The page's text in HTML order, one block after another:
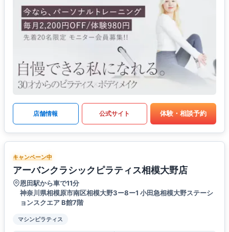
店舗情報 公式サイト 体験・相談予約
キャンペーン中
アーバンクラシックピラティス相模大野店
恩田駅から車で11分
神奈川県相模原市南区相模大野3ー8ー1 小田急相模大野ステーシ
ョンスクエア B館7階
マシンピラティス